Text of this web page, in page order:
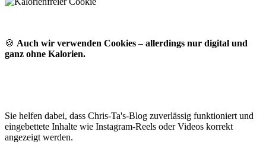
🍪 Auch wir verwenden Cookies – allerdings nur digital und
ganz ohne Kalorien.
Sie helfen dabei, dass Chris-Ta's-Blog zuverlässig funktioniert und
eingebettete Inhalte wie Instagram-Reels oder Videos korrekt
angezeigt werden.